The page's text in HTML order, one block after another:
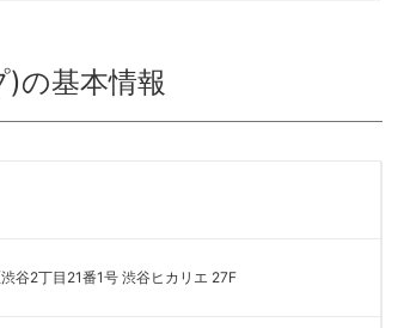
の基本情報
谷2丁目21番1号 渋谷ヒカリエ 27F